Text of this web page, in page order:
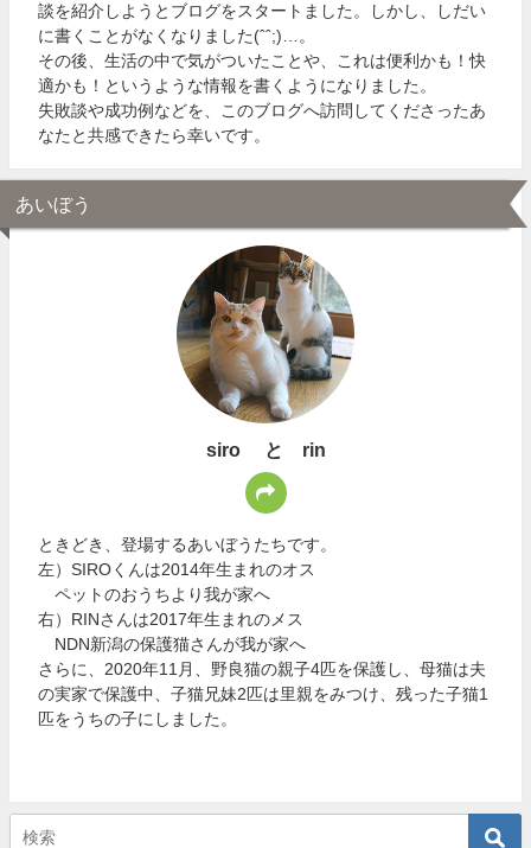
談を紹介しようとブログをスタートました。しかし、しだい
に書くことがなくなりました(ˆˆ;)…。
その後、生活の中で気がついたことや、これは便利かも！快
適かも！というような情報を書くようになりました。
失敗談や成功例などを、このブログへ訪問してくださったあ
なたと共感できたら幸いです。
あいぼう
siro と rin
ときどき、登場するあいぼうたちです。
左）SIROくんは2014年生まれのオス
ペットのおうちより我が家へ
右）RINさんは2017年生まれのメス
NDN新潟の保護猫さんが我が家へ
さらに、2020年11月、野良猫の親子4匹を保護し、母猫は夫
の実家で保護中、子猫兄妹2匹は里親をみつけ、残った子猫1
匹をうちの子にしました。